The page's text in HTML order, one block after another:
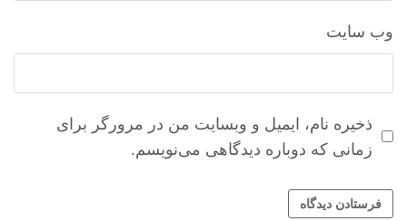
وب‌ سایت
ذخیره نام، ایمیل و وبسایت من در مرورگر برای
زمانی که دوباره دیدگاهی می‌نویسم.